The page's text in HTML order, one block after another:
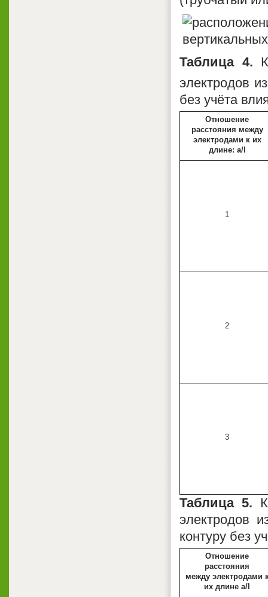
Таблица 4.
электродов
без учёта
Отношение
расстояния между
электродами к их
длине: а/l
1
2
3
Таблица 5.
электродов
контуру без
Отношение
расстояния
между электродами
их длине а/l